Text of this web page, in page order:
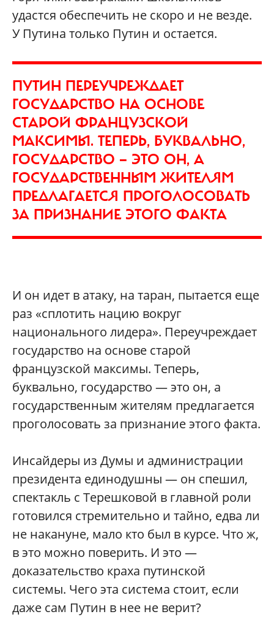
удастся обеспечить не скоро и не везде.
У Путина только Путин и остается.
ПУТИН ПЕРЕУЧРЕЖДАЕТ
ГОСУДАРСТВО НА ОСНОВЕ
СТАРОЙ ФРАНЦУЗСКОЙ
МАКСИМЫ. ТЕПЕРЬ, БУКВАЛЬНО,
ГОСУДАРСТВО — ЭТО ОН, А
ГОСУДАРСТВЕННЫМ ЖИТЕЛЯМ
ПРЕДЛАГАЕТСЯ ПРОГОЛОСОВАТЬ
ЗА ПРИЗНАНИЕ ЭТОГО ФАКТА
И он идет в атаку, на таран, пытается еще
раз «сплотить нацию вокруг
национального лидера». Переучреждает
государство на основе старой
французской максимы. Теперь,
буквально, государство — это он, а
государственным жителям предлагается
проголосовать за признание этого факта.
Инсайдеры из Думы и администрации
президента единодушны — он спешил,
спектакль с Терешковой в главной роли
готовился стремительно и тайно, едва ли
не накануне, мало кто был в курсе. Что ж,
в это можно поверить. И это —
доказательство краха путинской
системы. Чего эта система стоит, если
даже сам Путин в нее не верит?